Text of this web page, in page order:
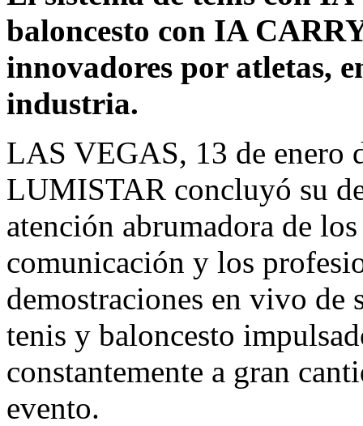
baloncesto con IA
innovadores por atletas,
industria.
LAS VEGAS, 13 de enero
LUMISTAR concluyó su
atención abrumadora de
comunicación y los
demostraciones en vivo de
tenis y baloncesto
constantemente a gran
evento.